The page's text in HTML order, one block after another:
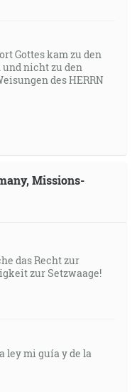
Gottes kam zu den
und nicht zu den
des HERRN
Missions-
das Recht zur
zur Setzwaage!
ley mi guía y de la